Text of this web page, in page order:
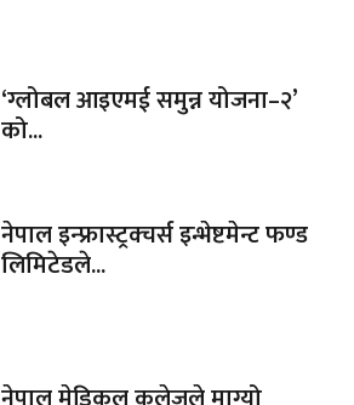
‘ग्लोबल आइएमई समुन्न योजना–२’
को...
नेपाल इन्फ्रास्ट्रक्चर्स इन्भेष्टमेन्ट फण्ड
लिमिटेडले...